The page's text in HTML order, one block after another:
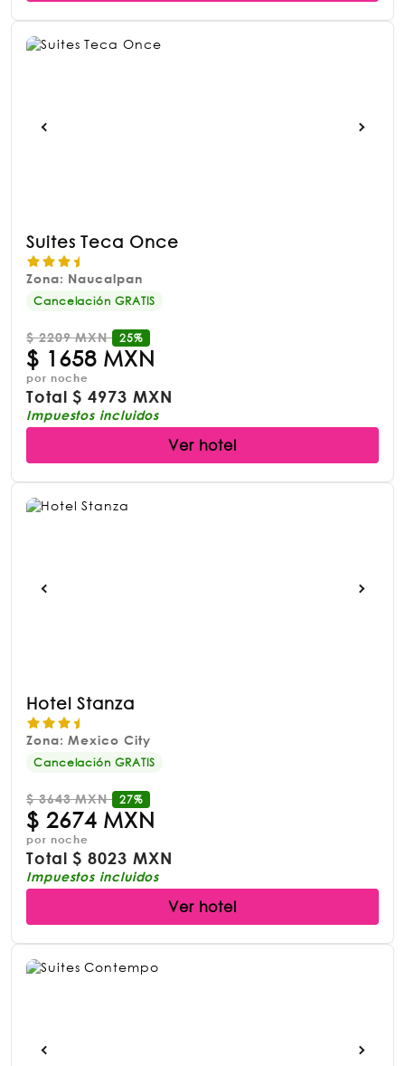
Suites Teca Once
Zona: Naucalpan
Cancelación GRATIS
$2209 MXN 25%
$ 1658 MXN
por noche
Total$4973 MXN
Impuestos incluidos
Ver hotel
Hotel Stanza
Zona: Mexico City
Cancelación GRATIS
$3643 MXN 27%
$ 2674 MXN
por noche
Total$8023 MXN
Impuestos incluidos
Ver hotel